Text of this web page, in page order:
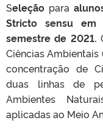
Seleção para
Stricto sensu em
semestre de 2021.
Ciências Ambientais
concentração de
duas linhas de
Ambientes
aplicadas ao Meio